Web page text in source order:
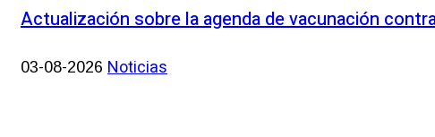
Actualización sobre la agenda de vacunación
03-08-2026 Noticias